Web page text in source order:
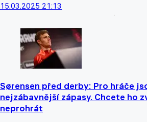
15.03.2025 21:13
Sørensen před derby: Pro hráče
nejzábavnější zápasy. Chcete ho
neprohrát